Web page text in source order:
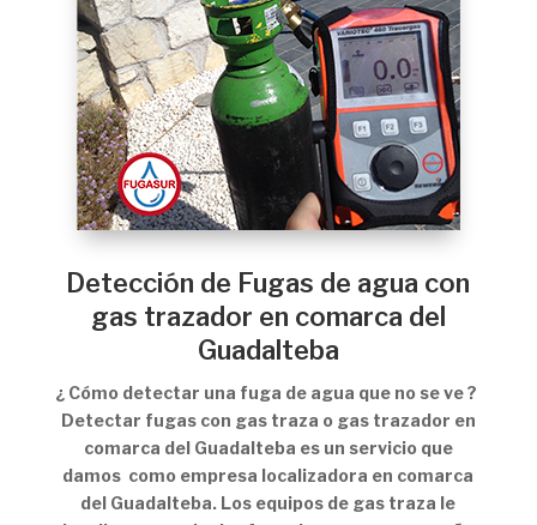
Detección de Fugas de agua con
gas trazador en comarca del
Guadalteba
¿ Cómo detectar una fuga de agua que no se ve ?
Detectar fugas con gas traza o gas trazador en
comarca del Guadalteba es un servicio que
damos como empresa localizadora en comarca
del Guadalteba. Los equipos de gas traza le